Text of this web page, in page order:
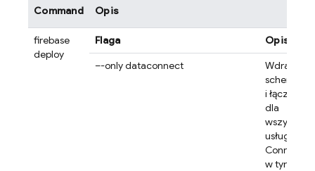
Command Opis
firebase
deploy
Flaga
Opis
–-only dataconnect
Wdrażanie
i łączników
dla
wszystkich
usług
Connect
w tym